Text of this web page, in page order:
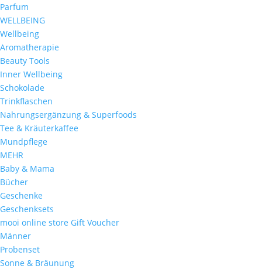
Parfum
WELLBEING
Wellbeing
Aromatherapie
Beauty Tools
Inner Wellbeing
Schokolade
Trinkflaschen
Nahrungsergänzung & Superfoods
Tee & Kräuterkaffee
Mundpflege
MEHR
Baby & Mama
Bücher
Geschenke
Geschenksets
mooi online store Gift Voucher
Männer
Probenset
Sonne & Bräunung